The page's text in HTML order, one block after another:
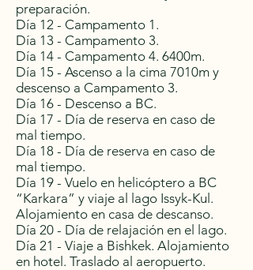
preparación.
Día 12 - Campamento 1.
Día 13 - Campamento 3.
Día 14 - Campamento 4. 6400m.
Día 15 - Ascenso a la cima 7010m y
descenso a Campamento 3.
Día 16 - Descenso a BC.
Día 17 - Día de reserva en caso de
mal tiempo.
Día 18 - Día de reserva en caso de
mal tiempo.
Día 19 - Vuelo en helicóptero a BC
“Karkara” y viaje al lago Issyk-Kul.
Alojamiento en casa de descanso.
Día 20 - Día de relajación en el lago.
Día 21 - Viaje a Bishkek. Alojamiento
en hotel. Traslado al aeropuerto.